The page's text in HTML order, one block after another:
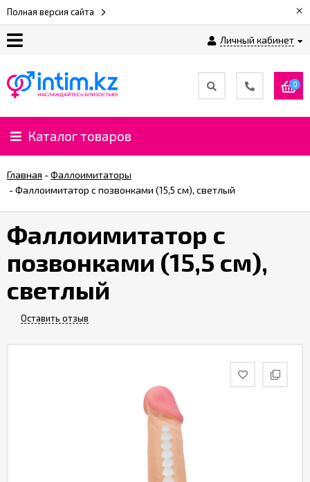
Полная версия сайта ×
Личный кабинет
нас
Доставка
и
⚡
%
CashBack
%
Партнерам
0
Каталог товаров
Главная -Фаллоимитаторы
-Фаллоимитатор с позвонками (15,5 см), светлый
Фаллоимитатор с
позвонками (15,5 см),
светлый
Оставить отзыв